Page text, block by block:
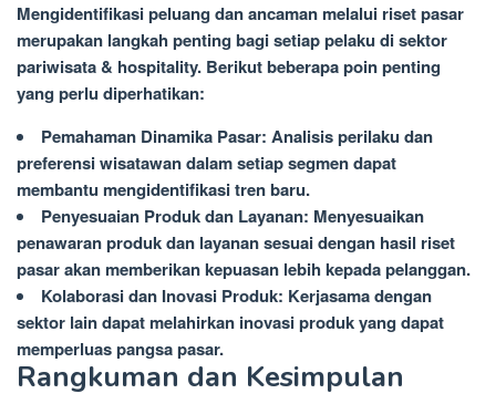
Mengidentifikasi peluang dan ancaman melalui riset pasar
merupakan langkah penting bagi setiap pelaku di sektor
pariwisata & hospitality. Berikut beberapa poin penting
yang perlu diperhatikan:
Pemahaman Dinamika Pasar: Analisis perilaku dan
preferensi wisatawan dalam setiap segmen dapat
membantu mengidentifikasi tren baru.
Penyesuaian Produk dan Layanan: Menyesuaikan
penawaran produk dan layanan sesuai dengan hasil riset
pasar akan memberikan kepuasan lebih kepada pelanggan.
Kolaborasi dan Inovasi Produk: Kerjasama dengan
sektor lain dapat melahirkan inovasi produk yang dapat
memperluas pangsa pasar.
Rangkuman dan Kesimpulan